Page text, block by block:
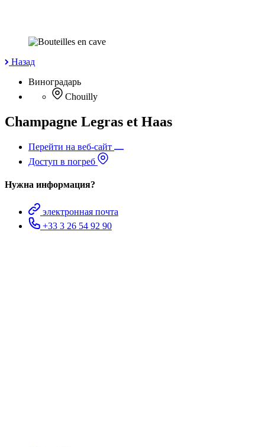
Назад
Виноградарь
Chouilly
Champagne Legras et Haas
Перейти на веб-сайт
Доступ в погреб
Нужна информация?
электронная почта
+33 3 26 54 92 90